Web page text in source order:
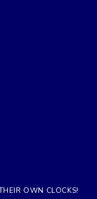
OWN CLOCKS!